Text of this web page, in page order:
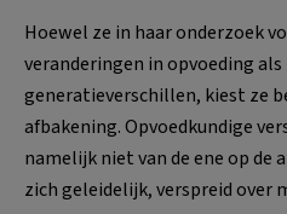
Hoewel ze in haar onderzoek
veranderingen in opvoeding
generatieverschillen, kiest ze
afbakening. Opvoedkundige
namelijk niet van de ene op de
zich geleidelijk, verspreid over